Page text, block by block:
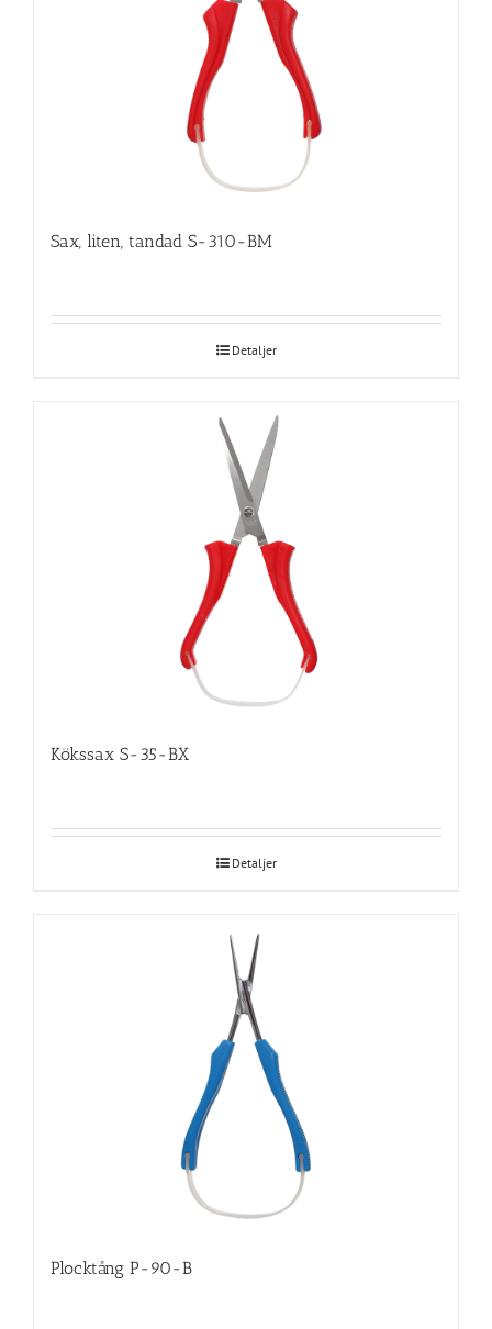
Sax, liten, tandad S-310-BM
Detaljer
Kökssax S-35-BX
Detaljer
Plocktång P-90-B